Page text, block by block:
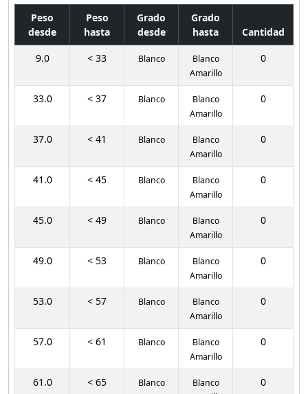
Peso
desde
Peso
hasta
Grado
desde
Grado
hasta
Cantidad
9.0
< 33 Blanco
Blanco
Amarillo
0
33.0 < 37 Blanco
Blanco
Amarillo
0
37.0 < 41 Blanco
Blanco
Amarillo
0
41.0 < 45 Blanco
Blanco
Amarillo
0
45.0 < 49 Blanco
Blanco
Amarillo
0
49.0 < 53 Blanco
Blanco
Amarillo
0
53.0 < 57 Blanco
Blanco
Amarillo
0
57.0 < 61 Blanco
Blanco
Amarillo
0
61.0 < 65 Blanco
Blanco
0